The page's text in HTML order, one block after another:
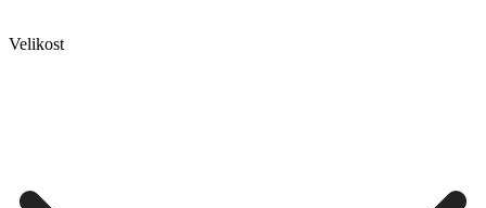
Velikost